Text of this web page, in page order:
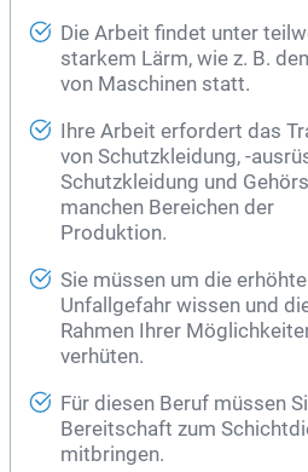
Die Arbeit findet unter
starkem Lärm, wie z. B.
von Maschinen statt.
Ihre Arbeit erfordert das
von Schutzkleidung, -
Schutzkleidung und
manchen Bereichen der
Produktion.
Sie müssen um die erhöhte
Unfallgefahr wissen und
Rahmen Ihrer
verhüten.
Für diesen Beruf müssen
Bereitschaft zum
mitbringen.